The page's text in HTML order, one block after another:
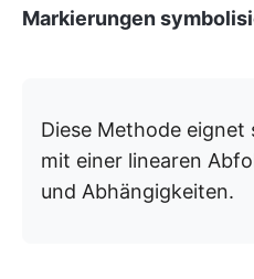
Markierungen
Diese Methode
mit einer linearen
und Abhängigkeiten.